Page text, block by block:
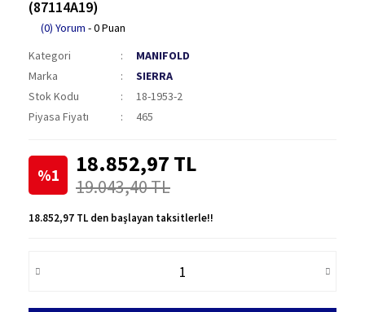
(87114A19)
(0) Yorum - 0 Puan
Kategori
MANIFOLD
Marka
SIERRA
Stok Kodu
18-1953-2
Piyasa Fiyatı
465
%1 18.852,97 TL
19.043,40 TL
18.852,97 TL den başlayan taksitlerle!!